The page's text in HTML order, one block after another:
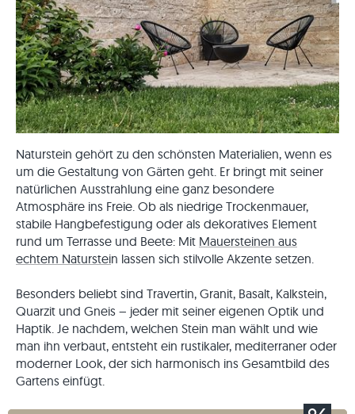
Naturstein gehört zu den schönsten Materialien, wenn es
um die Gestaltung von Gärten geht. Er bringt mit seiner
natürlichen Ausstrahlung eine ganz besondere
Atmosphäre ins Freie. Ob als niedrige Trockenmauer,
stabile Hangbefestigung oder als dekoratives Element
rund um Terrasse und Beete: Mit Mauersteinen aus
echtem Naturstein lassen sich stilvolle Akzente setzen.
Besonders beliebt sind Travertin, Granit, Basalt, Kalkstein,
Quarzit und Gneis – jeder mit seiner eigenen Optik und
Haptik. Je nachdem, welchen Stein man wählt und wie
man ihn verbaut, entsteht ein rustikaler, mediterraner oder
moderner Look, der sich harmonisch ins Gesamtbild des
Gartens einfügt.